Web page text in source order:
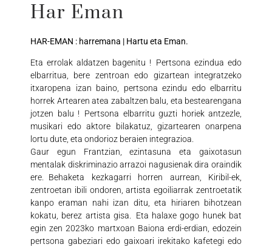
Har Eman
HAR-EMAN : harremana | Hartu eta Eman.
Eta errolak aldatzen bagenitu ! Pertsona ezindua edo
elbarritua, bere zentroan edo gizartean integratzeko
itxaropena izan baino, pertsona ezindu edo elbarritu
horrek Artearen atea zabaltzen balu, eta bestearengana
jotzen balu ! Pertsona elbarritu guzti horiek antzezle,
musikari edo aktore bilakatuz, gizartearen onarpena
lortu dute, eta ondorioz beraien integrazioa.
Gaur egun Frantzian, ezintasuna eta gaixotasun
mentalak diskriminazio arrazoi nagusienak dira oraindik
ere. Behaketa kezkagarri horren aurrean, Kiribil-ek,
zentroetan ibili ondoren, artista egoiliarrak zentroetatik
kanpo eraman nahi izan ditu, eta hiriaren bihotzean
kokatu, berez artista gisa. Eta halaxe gogo hunek bat
egin zen 2023ko martxoan Baiona erdi-erdian, edozein
pertsona gabeziari edo gaixoari irekitako kafetegi edo